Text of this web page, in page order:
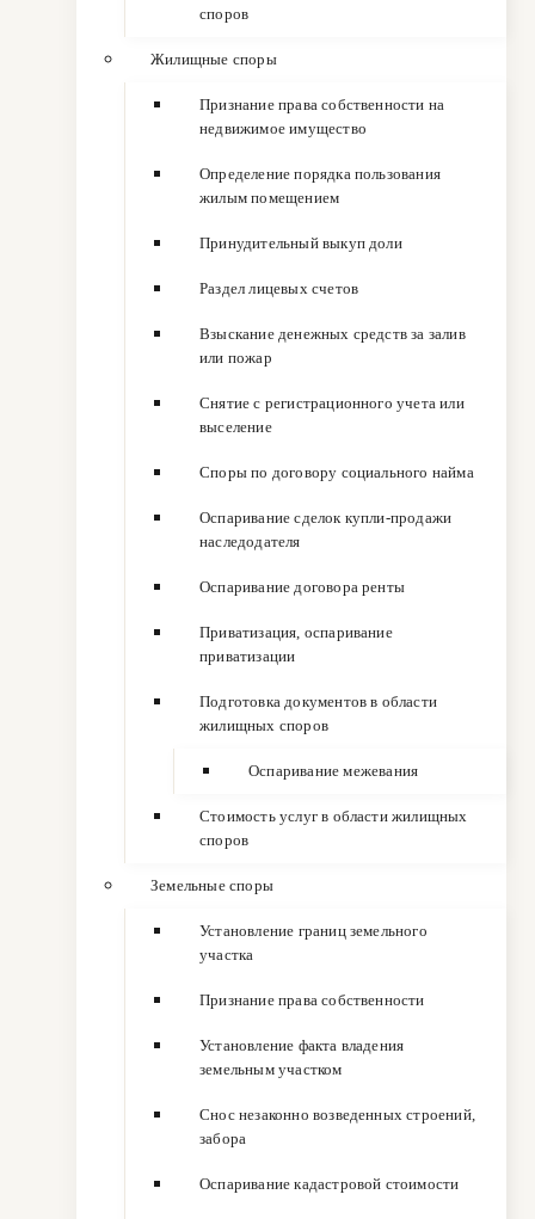
споров
Жилищные споры
Признание права собственности на
недвижимое имущество
Определение порядка пользования
жилым помещением
Принудительный выкуп доли
Раздел лицевых счетов
Взыскание денежных средств за залив
или пожар
Снятие с регистрационного учета или
выселение
Споры по договору социального найма
Оспаривание сделок купли-продажи
наследодателя
Оспаривание договора ренты
Приватизация, оспаривание
приватизации
Подготовка документов в области
жилищных споров
Оспаривание межевания
Стоимость услуг в области жилищных
споров
Земельные споры
Установление границ земельного
участка
Признание права собственности
Установление факта владения
земельным участком
Снос незаконно возведенных строений,
забора
Оспаривание кадастровой стоимости